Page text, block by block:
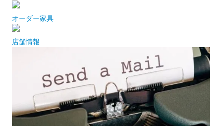
オーダー家具
店舗情報